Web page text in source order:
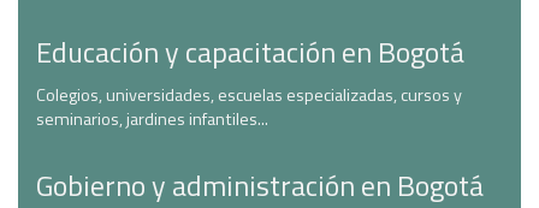
Educación y capacitación en Bogotá
Colegios, universidades, escuelas especializadas, cursos y
seminarios, jardines infantiles...
Gobierno y administración en Bogotá